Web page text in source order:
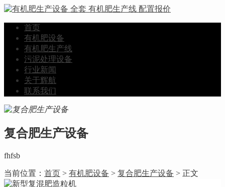
首页
有机肥设备
有机肥生产线
污泥处理设备
行业新闻
关于辉航
联系我们
复合肥生产设备
fhfsb
当前位置： 首页 > 有机肥设备 > 复合肥生产设备 > 正文